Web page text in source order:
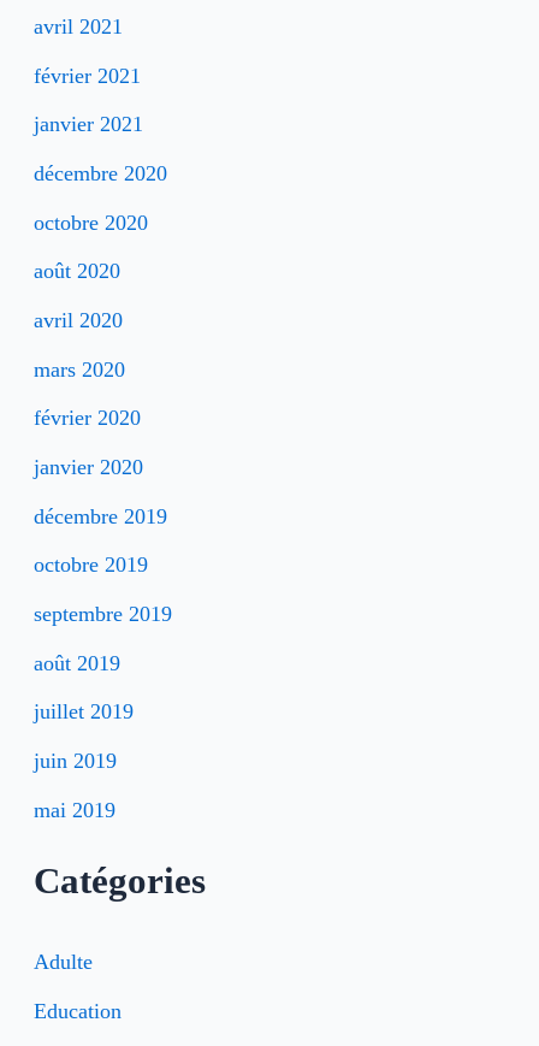
avril 2021
février 2021
janvier 2021
décembre 2020
octobre 2020
août 2020
avril 2020
mars 2020
février 2020
janvier 2020
décembre 2019
octobre 2019
septembre 2019
août 2019
juillet 2019
juin 2019
mai 2019
Catégories
Adulte
Education